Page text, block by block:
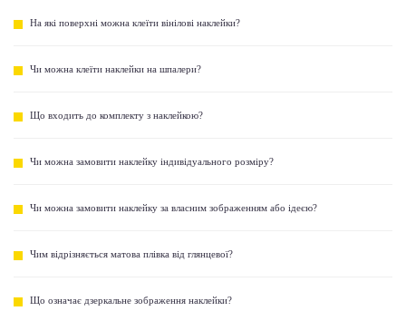
На які поверхні можна клеїти вінілові наклейки?
Чи можна клеїти наклейки на шпалери?
Що входить до комплекту з наклейкою?
Чи можна замовити наклейку індивідуального розміру?
Чи можна замовити наклейку за власним зображенням або ідеєю?
Чим відрізняється матова плівка від глянцевої?
Що означає дзеркальне зображення наклейки?